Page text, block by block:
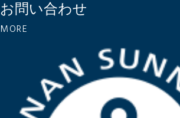
お問い合わせ
MORE